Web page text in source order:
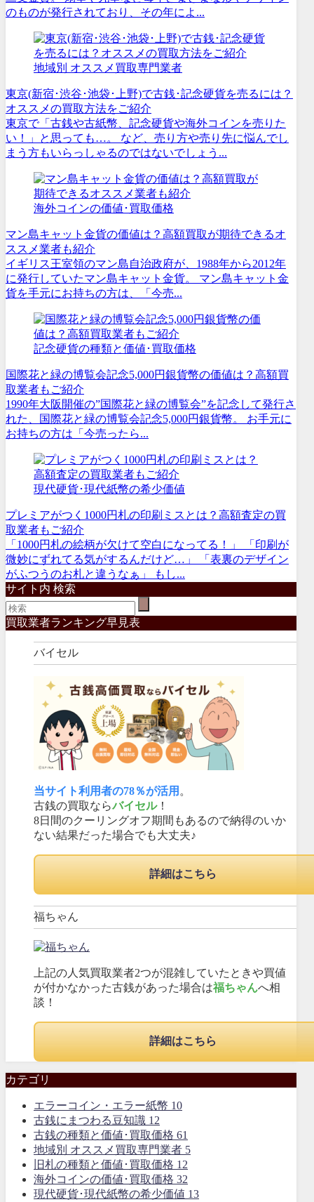
のものが発行されており、その年によ...
地域別 オススメ買取専門業者
東京(新宿･渋谷･池袋･上野)で古銭･記念硬貨を売るには？
オススメの買取方法をご紹介
東京で「古銭や古紙幣、記念硬貨や海外コインを売りた
い！」と思っても…。 など、売り方や売り先に悩んでし
まう方もいらっしゃるのではないでしょう...
海外コインの価値･買取価格
マン島キャット金貨の価値は？高額買取が期待できるオ
ススメ業者も紹介
イギリス王室領のマン島自治政府が、1988年から2012年
に発行していたマン島キャット金貨。 マン島キャット金
貨を手元にお持ちの方は、「今売...
記念硬貨の種類と価値･買取価格
国際花と緑の博覧会記念5,000円銀貨幣の価値は？高額買
取業者もご紹介
1990年大阪開催の”国際花と緑の博覧会”を記念して発行さ
れた、国際花と緑の博覧会記念5,000円銀貨幣。 お手元に
お持ちの方は「今売ったら...
現代硬貨･現代紙幣の希少価値
プレミアがつく1000円札の印刷ミスとは？高額査定の買
取業者もご紹介
「1000円札の絵柄が欠けて空白になってる！」 「印刷が
微妙にずれてる気がするんだけど…」 「表裏のデザイン
がふつうのお札と違うなぁ」 もし...
サイト内 検索
買取業者ランキング早見表
バイセル
当サイト利用者の78％が活用 。
古銭の買取ならバイセル！
8日間のクーリングオフ期間もあるので納得のいか
ない結果だった場合でも大丈夫♪
詳細はこちら
福ちゃん
上記の人気買取業者2つが混雑していたときや買値
が付かなかった古銭があった場合は福ちゃんへ相
談！
詳細はこちら
カテゴリ
エラーコイン・エラー紙幣 10
古銭にまつわる豆知識 12
古銭の種類と価値･買取価格 61
地域別 オススメ買取専門業者 5
旧札の種類と価値･買取価格 12
海外コインの価値･買取価格 32
現代硬貨･現代紙幣の希少価値 13